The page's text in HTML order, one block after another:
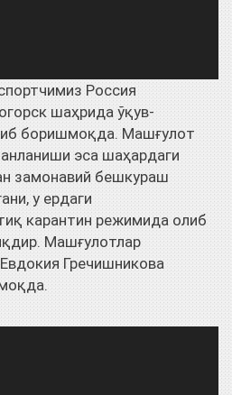
Россия
шаҳрида ўқув-
боришмоқда. Машғулот
эса шаҳардаги
замонавий бешкураш
у ердаги
карантин режимида олиб
Машғулотлар
Гречишникова